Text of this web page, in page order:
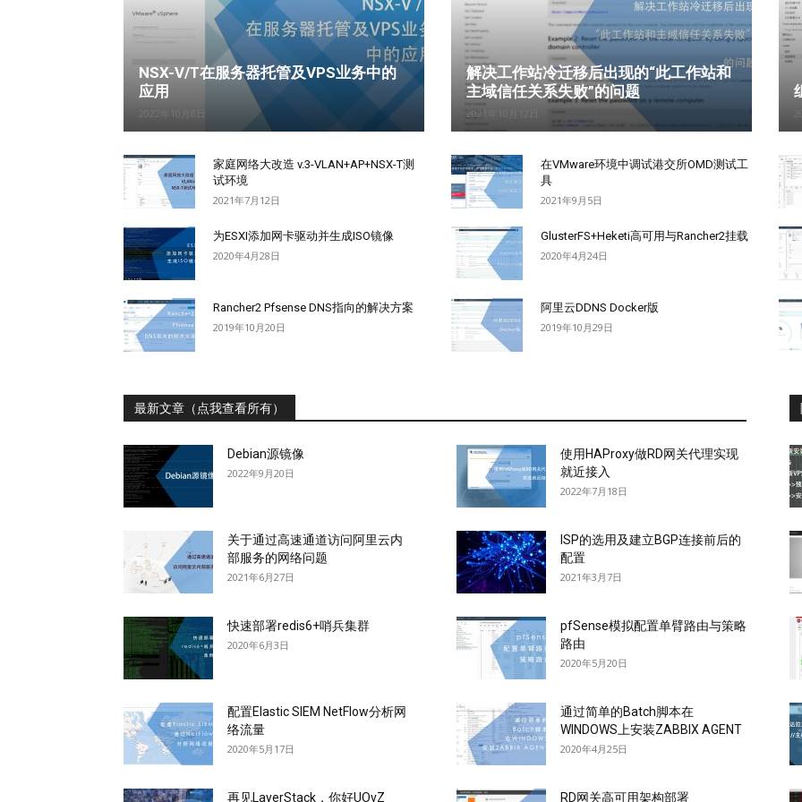
NSX-V/T在服务器托管及VPS业务中的
应用
2022年10月8日
解决工作站冷迁移后出现的“此工作站和
主域信任关系失败”的问题
2021年10月12日
家庭网络大改造 v.3-VLAN+AP+NSX-T测
试环境
2021年7月12日
在VMware环境中调试港交所OMD测试工
具
2021年9月5日
为ESXI添加网卡驱动并生成ISO镜像
2020年4月28日
GlusterFS+Heketi高可用与Rancher2挂载
2020年4月24日
Rancher2 Pfsense DNS指向的解决方案
2019年10月20日
阿里云DDNS Docker版
2019年10月29日
最新文章（点我查看所有）
Debian源镜像
2022年9月20日
使用HAProxy做RD网关代理实现
就近接入
2022年7月18日
关于通过高速通道访问阿里云内
部服务的网络问题
2021年6月27日
ISP的选用及建立BGP连接前后的
配置
2021年3月7日
快速部署redis6+哨兵集群
2020年6月3日
pfSense模拟配置单臂路由与策略
路由
2020年5月20日
配置Elastic SIEM NetFlow分析网
络流量
2020年5月17日
通过简单的Batch脚本在
WINDOWS上安装ZABBIX AGENT
2020年4月25日
再见LayerStack，你好UOvZ RD网关高可用架构部署